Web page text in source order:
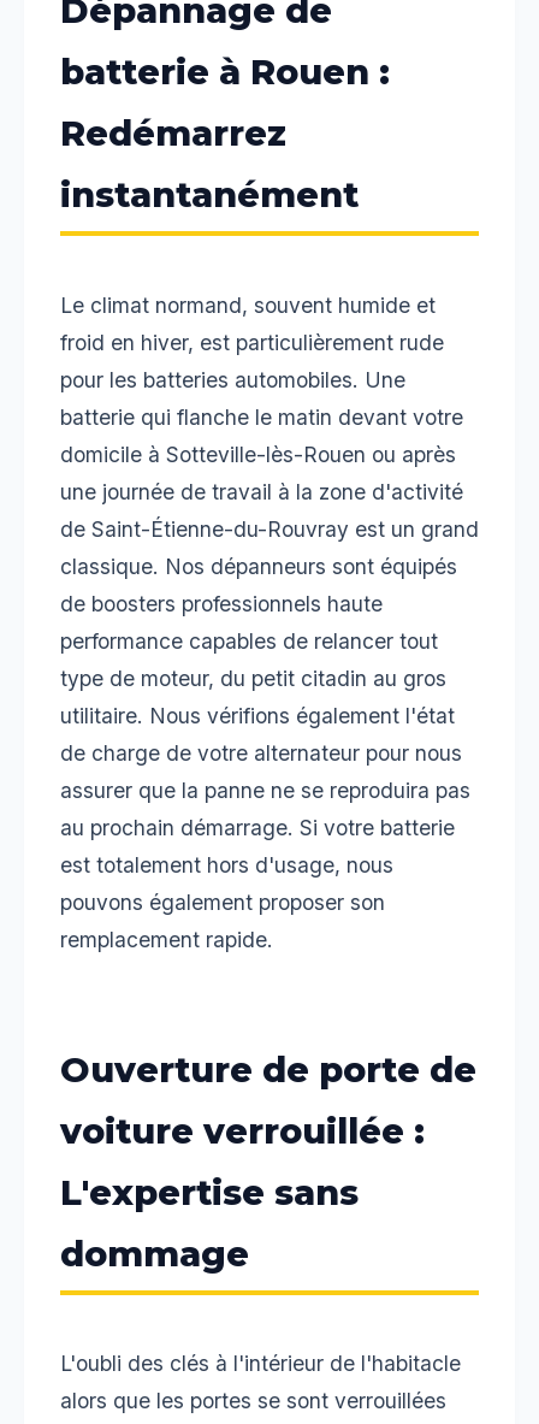
Dépannage de
batterie à Rouen :
Redémarrez
instantanément
Le climat normand, souvent humide et
froid en hiver, est particulièrement rude
pour les batteries automobiles. Une
batterie qui flanche le matin devant votre
domicile à Sotteville-lès-Rouen ou après
une journée de travail à la zone d'activité
de Saint-Étienne-du-Rouvray est un grand
classique. Nos dépanneurs sont équipés
de boosters professionnels haute
performance capables de relancer tout
type de moteur, du petit citadin au gros
utilitaire. Nous vérifions également l'état
de charge de votre alternateur pour nous
assurer que la panne ne se reproduira pas
au prochain démarrage. Si votre batterie
est totalement hors d'usage, nous
pouvons également proposer son
remplacement rapide.
Ouverture de porte de
voiture verrouillée :
L'expertise sans
dommage
L'oubli des clés à l'intérieur de l'habitacle
alors que les portes se sont verrouillées